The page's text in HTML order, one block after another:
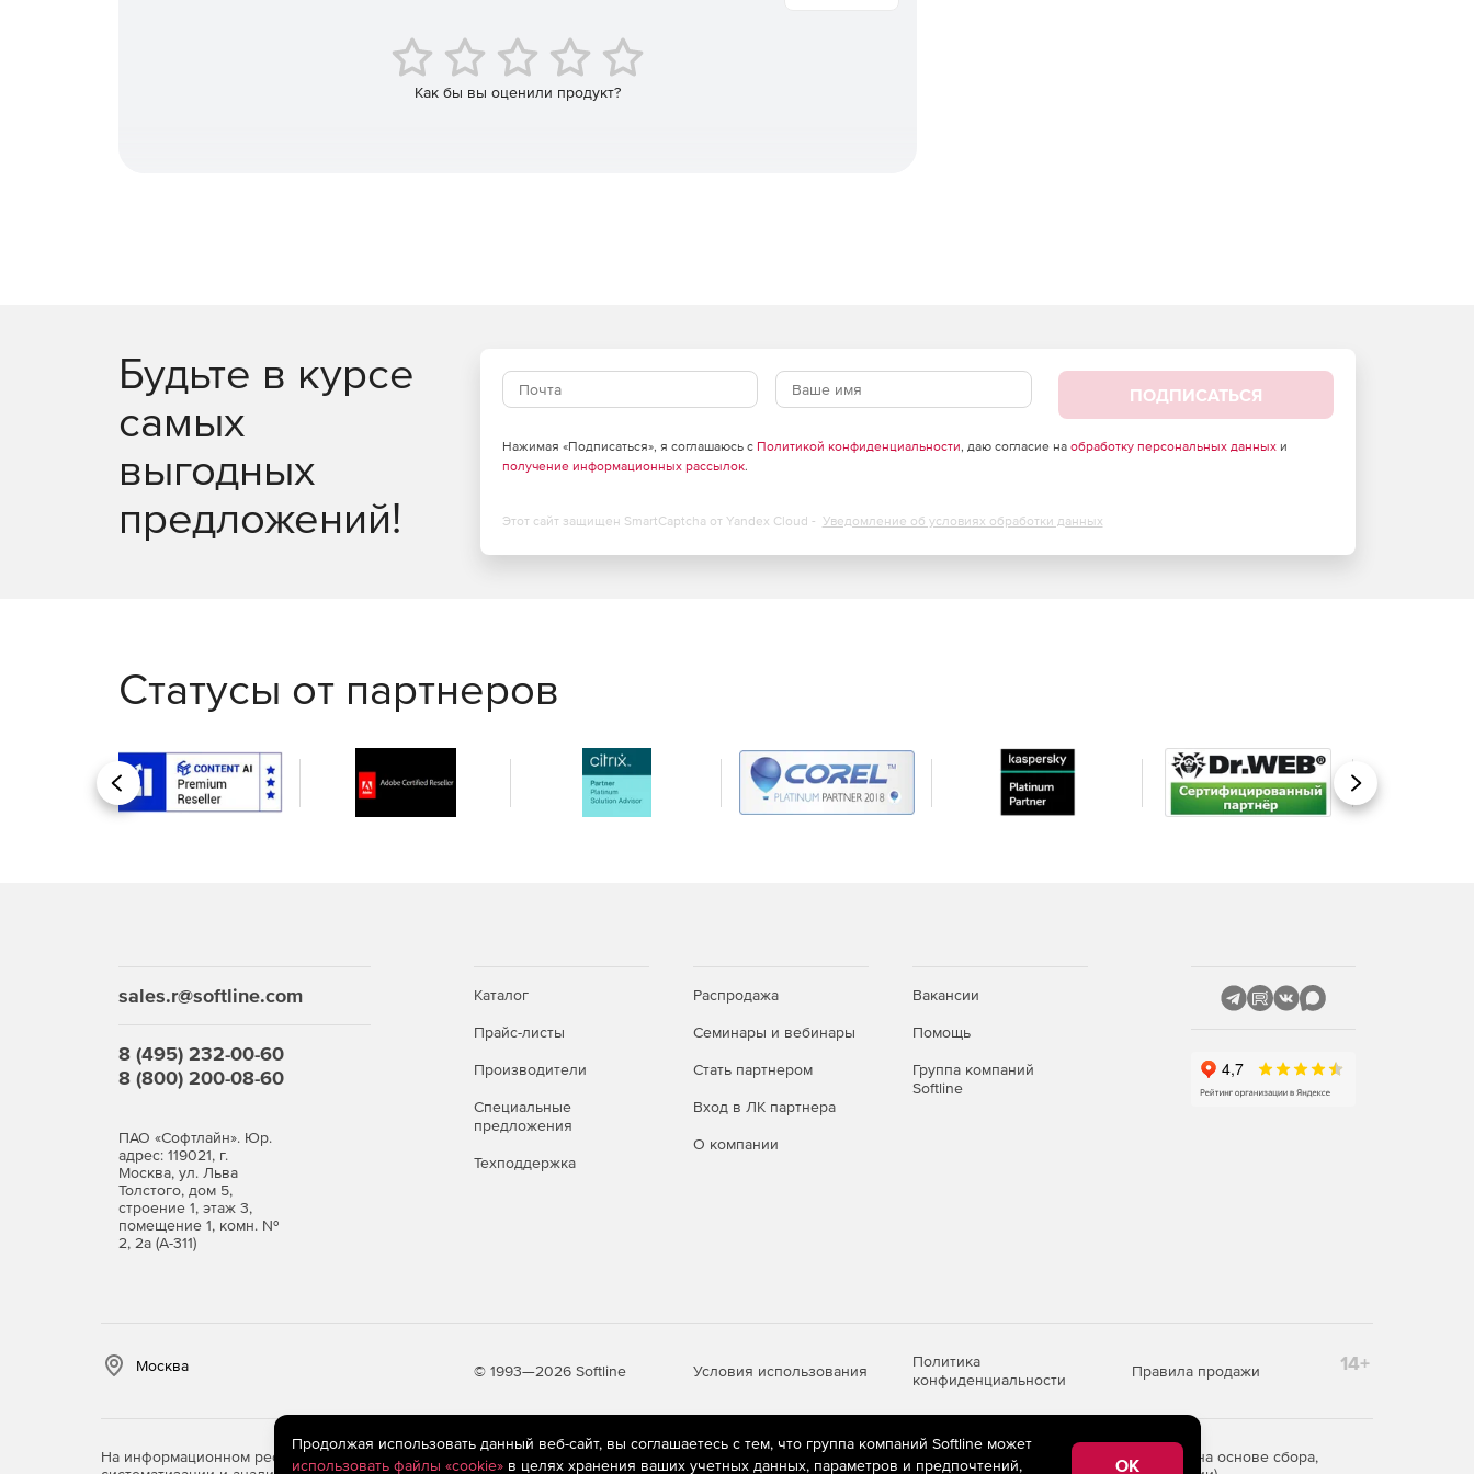
Как бы вы оценили продукт?
Будьте в курсе
самых
выгодных
предложений!
ПОДПИСАТЬСЯ
Нажимая «Подписаться», я соглашаюсь с Политикой конфиденциальности, даю согласие на обработку персональных данныхи
получение информационных рассылок.
Этот сайт защищен SmartCaptcha от Yandex Cloud - Уведомление об условиях обработки данных
Статусы от партнеров
Назад Вперед
sales.r@softline.com
8 (495) 232-00-60
8 (800) 200-08-60
ПАО «Софтлайн». Юр.
адрес: 119021, г.
Москва, ул. Льва
Толстого, дом 5,
строение 1, этаж 3,
помещение 1, комн. №
2, 2а (А-311)
Каталог
Прайс-листы
Производители
Специальные
предложения
Техподдержка
Распродажа
Семинары и вебинары
Стать партнером
Вход в ЛК партнера
О компании
Вакансии
Помощь
Группа компаний
Softline
Москва © 1993—2026 Softline Условия использования
Политика
конфиденциальности
Правила продажи 14+
На информационном ресурсе store.softline.ru применяются рекомендательные технологии
(информационные технологии предоставления информации на основе сбора,
Продолжая использовать данный веб-сайт, вы соглашаетесь с тем, что группа компаний Softline может
использовать файлы «cookie»в целях хранения ваших учетных данных, параметров и предпочтений, OK